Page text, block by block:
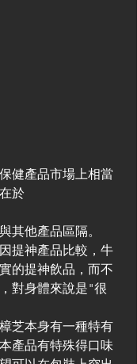
健產品市場上相當
於
其他產品區隔。
提神產品比較，牛
的提神飲品，而不
對身體來說是"很
芝本身有一種特有
產品有特殊得口味